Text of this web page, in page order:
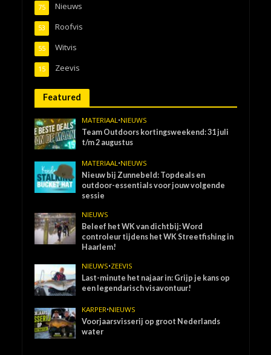
Nieuws
75
Roofvis
53
Witvis
55
Zeevis
15
Featured
MATERIAAL•NIEUWS
Team Outdoors kortingsweekend: 31 juli
t/m 2 augustus
MATERIAAL•NIEUWS
Nieuw bij Zunnebeld: Topdeals en
outdoor-essentials voor jouw volgende
sessie
NIEUWS
Beleef het WK van dichtbij: Word
controleur tijdens het WK Streetfishing in
Haarlem!
NIEUWS•ZEEVIS
Last-minute het najaar in: Grijp je kans op
een legendarisch visavontuur!
KARPER•NIEUWS
Voorjaarsvisserij op groot Nederlands
water